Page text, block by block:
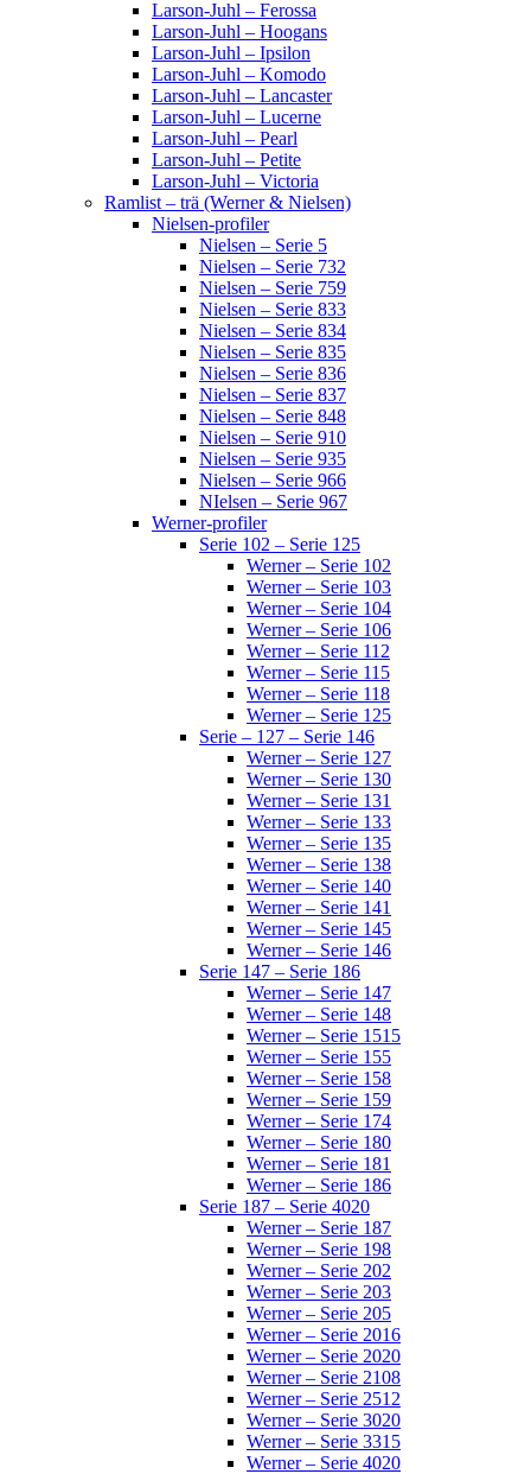
Larson-Juhl – Ferossa
Larson-Juhl – Hoogans
Larson-Juhl – Ipsilon
Larson-Juhl – Komodo
Larson-Juhl – Lancaster
Larson-Juhl – Lucerne
Larson-Juhl – Pearl
Larson-Juhl – Petite
Larson-Juhl – Victoria
Ramlist – trä (Werner & Nielsen)
Nielsen-profiler
Nielsen – Serie 5
Nielsen – Serie 732
Nielsen – Serie 759
Nielsen – Serie 833
Nielsen – Serie 834
Nielsen – Serie 835
Nielsen – Serie 836
Nielsen – Serie 837
Nielsen – Serie 848
Nielsen – Serie 910
Nielsen – Serie 935
Nielsen – Serie 966
NIelsen – Serie 967
Werner-profiler
Serie 102 – Serie 125
Werner – Serie 102
Werner – Serie 103
Werner – Serie 104
Werner – Serie 106
Werner – Serie 112
Werner – Serie 115
Werner – Serie 118
Werner – Serie 125
Serie – 127 – Serie 146
Werner – Serie 127
Werner – Serie 130
Werner – Serie 131
Werner – Serie 133
Werner – Serie 135
Werner – Serie 138
Werner – Serie 140
Werner – Serie 141
Werner – Serie 145
Werner – Serie 146
Serie 147 – Serie 186
Werner – Serie 147
Werner – Serie 148
Werner – Serie 1515
Werner – Serie 155
Werner – Serie 158
Werner – Serie 159
Werner – Serie 174
Werner – Serie 180
Werner – Serie 181
Werner – Serie 186
Serie 187 – Serie 4020
Werner – Serie 187
Werner – Serie 198
Werner – Serie 202
Werner – Serie 203
Werner – Serie 205
Werner – Serie 2016
Werner – Serie 2020
Werner – Serie 2108
Werner – Serie 2512
Werner – Serie 3020
Werner – Serie 3315
Werner – Serie 4020